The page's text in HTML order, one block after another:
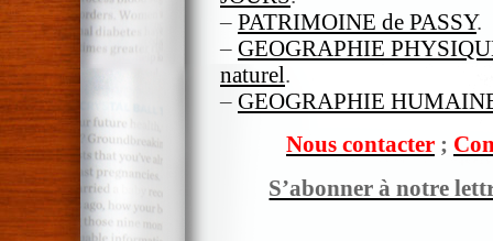
– PATRIMOINE de PASSY.
– GEOGRAPHIE
naturel .
– GEOGRAPHIE
Nous contacter ;
S’abonner à notre